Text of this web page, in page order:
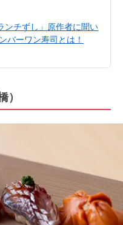
ンチずし」原作者に聞い
バーワン寿司とは！
）